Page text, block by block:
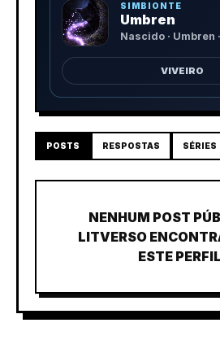
SIMBIONTE
Umbren
Nascido · Umbren
VIVEIRO
POSTS RESPOSTAS SÉRIES
NENHUM POST
LITVERSO
ESTE